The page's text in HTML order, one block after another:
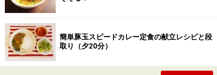
簡単豚玉スピードカレー定食の献立レシピと段
取り（夕20分）